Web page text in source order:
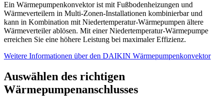
Ein Wärmepumpenkonvektor ist mit Fußbodenheizungen und
Wärmeverteilern in Multi-Zonen-Installationen kombinierbar und
kann in Kombination mit Niedertemperatur-Wärmepumpen ältere
Wärmeverteiler ablösen. Mit einer Niedertemperatur-Wärmepumpe
erreichen Sie eine höhere Leistung bei maximaler Effizienz.
Weitere Informationen über den DAIKIN Wärmepumpenkonvektor
Auswählen des richtigen
Wärmepumpenanschlusses